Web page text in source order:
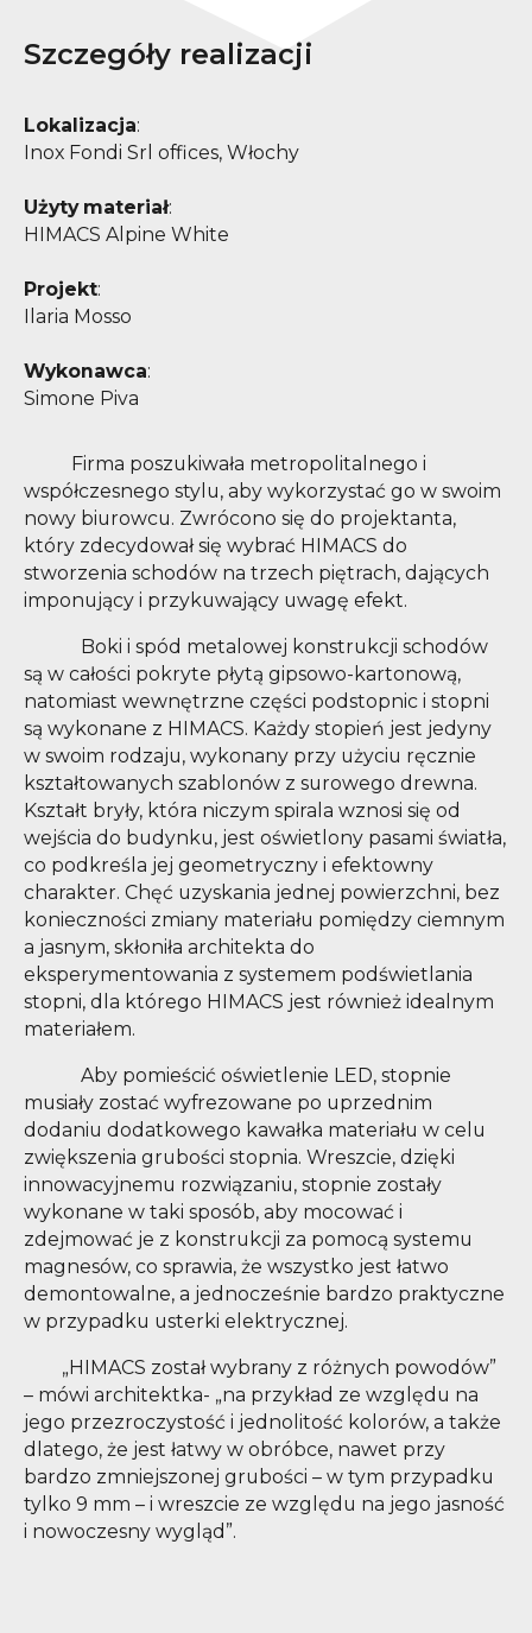
Szczegóły realizacji
Lokalizacja:
Inox Fondi Srl offices, Włochy
Użyty materiał:
HIMACS Alpine White
Projekt:
Ilaria Mosso
Wykonawca:
Simone Piva
Firma poszukiwała metropolitalnego i
współczesnego stylu, aby wykorzystać go w swoim
nowy biurowcu. Zwrócono się do projektanta,
który zdecydował się wybrać HIMACS do
stworzenia schodów na trzech piętrach, dających
imponujący i przykuwający uwagę efekt.
Boki i spód metalowej konstrukcji schodów
są w całości pokryte płytą gipsowo-kartonową,
natomiast wewnętrzne części podstopnic i stopni
są wykonane z HIMACS. Każdy stopień jest jedyny
w swoim rodzaju, wykonany przy użyciu ręcznie
kształtowanych szablonów z surowego drewna.
Kształt bryły, która niczym spirala wznosi się od
wejścia do budynku, jest oświetlony pasami światła,
co podkreśla jej geometryczny i efektowny
charakter. Chęć uzyskania jednej powierzchni, bez
konieczności zmiany materiału pomiędzy ciemnym
a jasnym, skłoniła architekta do
eksperymentowania z systemem podświetlania
stopni, dla którego HIMACS jest również idealnym
materiałem.
Aby pomieścić oświetlenie LED, stopnie
musiały zostać wyfrezowane po uprzednim
dodaniu dodatkowego kawałka materiału w celu
zwiększenia grubości stopnia. Wreszcie, dzięki
innowacyjnemu rozwiązaniu, stopnie zostały
wykonane w taki sposób, aby mocować i
zdejmować je z konstrukcji za pomocą systemu
magnesów, co sprawia, że ​​wszystko jest łatwo
demontowalne, a jednocześnie bardzo praktyczne
w przypadku usterki elektrycznej.
„HIMACS został wybrany z różnych powodów”
– mówi architektka- „na przykład ze względu na
jego przezroczystość i jednolitość kolorów, a także
dlatego, że jest łatwy w obróbce, nawet przy
bardzo zmniejszonej grubości – w tym przypadku
tylko 9 mm – i wreszcie ze względu na jego jasność
i nowoczesny wygląd”.